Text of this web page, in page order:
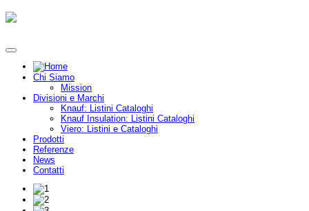
Chi Siamo
Mission
Divisioni e Marchi
Knauf: Listini Cataloghi
Knauf Insulation: Listini Cataloghi
Viero: Listini e Cataloghi
Prodotti
Referenze
News
Contatti